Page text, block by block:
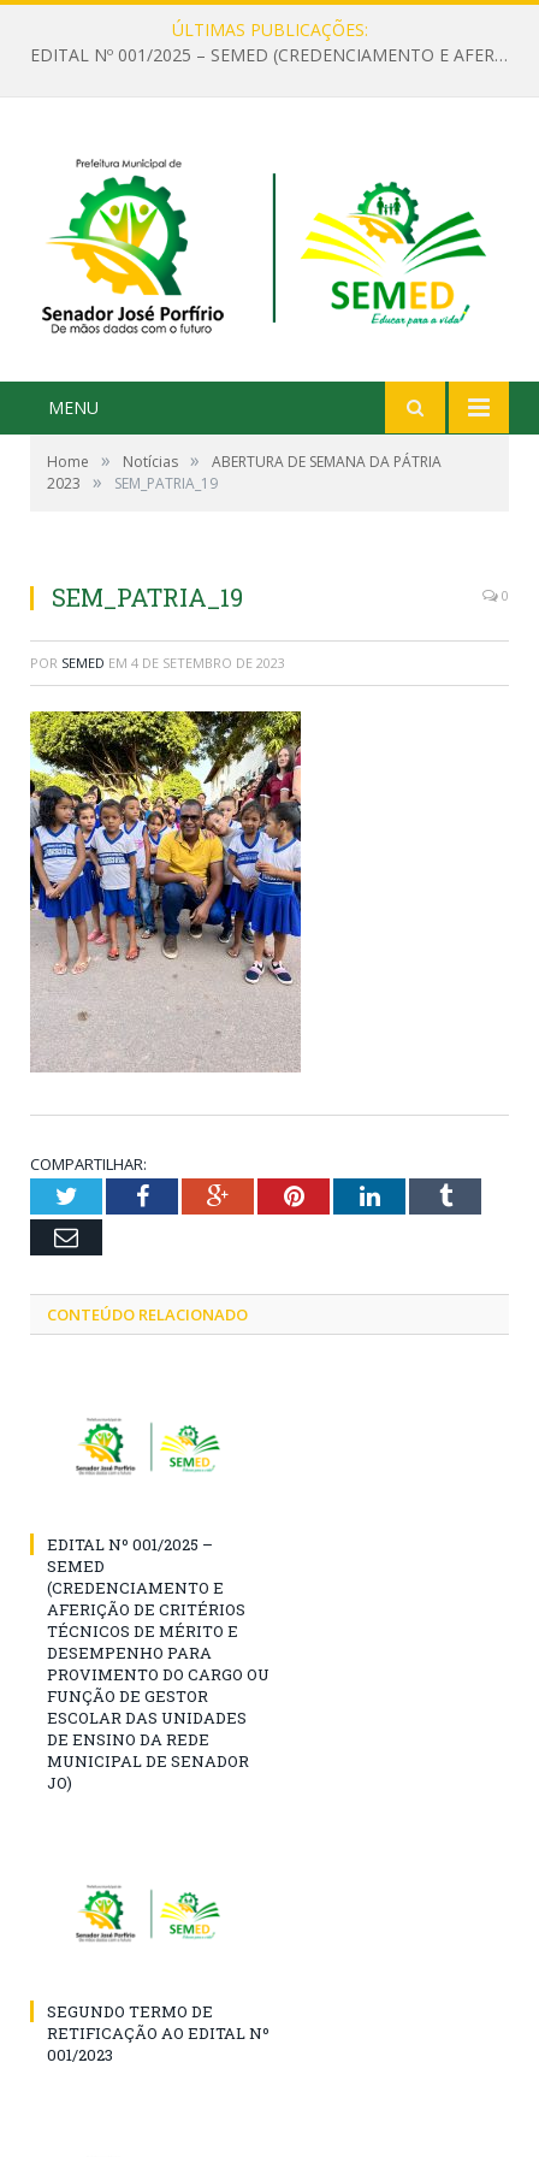
ÚLTIMAS PUBLICAÇÕES:
EDITAL Nº 001/2025 – SEMED (CREDENCIAMENTO E AFERIÇÃO DE CRITÉRIOS TÉCNICOS DE MÉRITO E DESEMPENHO PARA PROVIMENTO DO CARGO OU FUNÇÃO DE GESTOR ESCOLAR DAS UNIDADES DE ENSINO DA REDE MUNICIPAL DE SENADOR JO)
MENU
Home » Notícias »
ABERTURA DE SEMANA DA PÁTRIA
2023
» SEM_PATRIA_19
SEM_PATRIA_19 0
POR SEMED EM 4 DE SETEMBRO DE 2023
COMPARTILHAR:
TwitterFacebookGoogle+PinterestLinkedInTumblr
Email
CONTEÚDO RELACIONADO
EDITAL Nº 001/2025 –
SEMED
(CREDENCIAMENTO E
AFERIÇÃO DE CRITÉRIOS
TÉCNICOS DE MÉRITO E
DESEMPENHO PARA
PROVIMENTO DO CARGO OU
FUNÇÃO DE GESTOR
ESCOLAR DAS UNIDADES
DE ENSINO DA REDE
MUNICIPAL DE SENADOR
JO)
SEGUNDO TERMO DE
RETIFICAÇÃO AO EDITAL Nº
001/2023